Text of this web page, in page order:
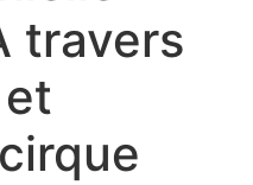
travers